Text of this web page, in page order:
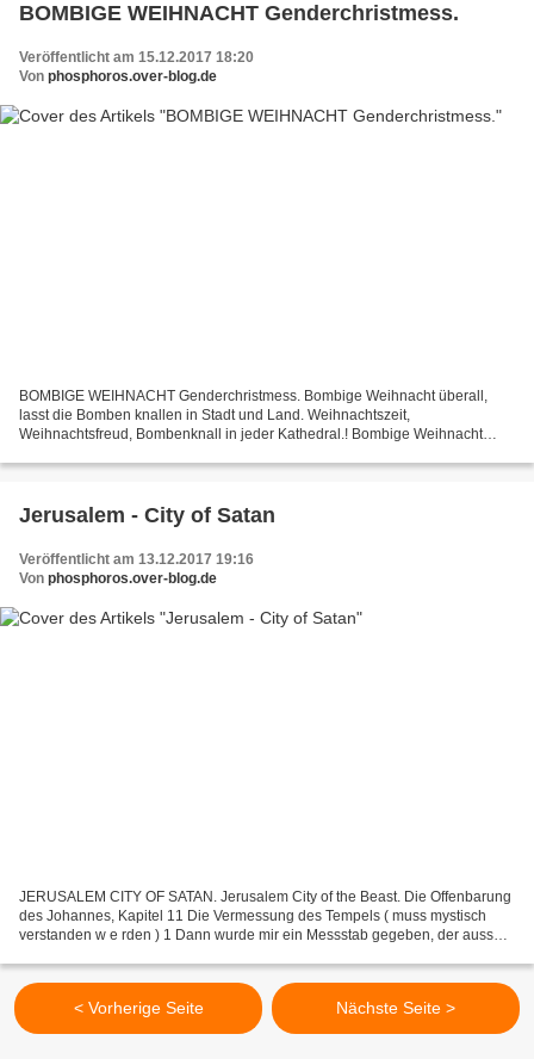
BOMBIGE WEIHNACHT Genderchristmess.
Veröffentlicht am 15.12.2017 18:20
Von phosphoros.over-blog.de
BOMBIGE WEIHNACHT Genderchristmess. Bombige Weihnacht überall,
lasst die Bomben knallen in Stadt und Land. Weihnachtszeit,
Weihnachtsfreud, Bombenknall in jeder Kathedral.! Bombige Weihnacht
Jerusalem - City of Satan
Veröffentlicht am 13.12.2017 19:16
Von phosphoros.over-blog.de
JERUSALEM CITY OF SATAN. Jerusalem City of the Beast. Die Offenbarung
des Johannes, Kapitel 11 Die Vermessung des Tempels ( muss mystisch
verstanden w e rden ) 1 Dann wurde mir ein Messstab gegeben, der aussah
< Vorherige Seite Nächste Seite >